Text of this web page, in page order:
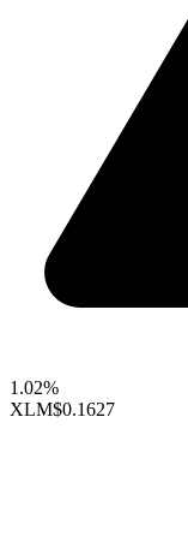
1.02%
XLM$0.1627